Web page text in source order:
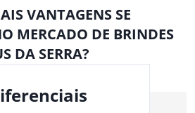
VANTAGENS SE
MERCADO DE BRINDES
DA SERRA?